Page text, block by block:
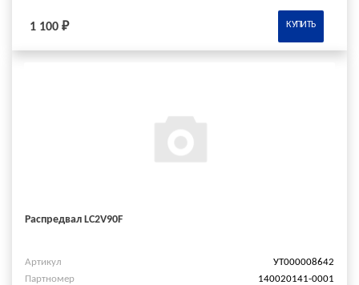
1 100 ₽ КУПИТЬ
Распредвал LC2V90F
Артикул
УТ000008642
Партномер
140020141-0001